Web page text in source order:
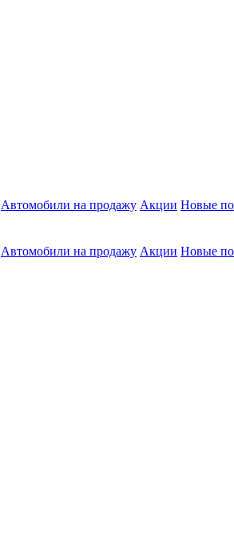
Автомобили на продажу Акции Новые
Автомобили на продажу Акции Новые